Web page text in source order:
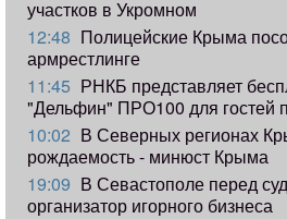
участков в Укромном
12:48 Полицейские Крыма
армрестлинге
11:45 РНКБ представляет
"Дельфин" ПРО100 для гостей
10:02 В Северных регионах
рождаемость - минюст Крыма
19:09 В Севастополе перед
организатор игорного бизнеса